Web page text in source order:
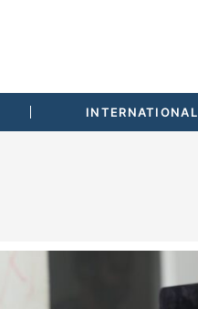
INTERNATIONAL